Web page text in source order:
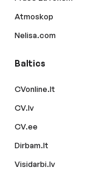
Atmoskop
Nelisa.com
Baltics
CVonline.lt
CV.lv
CV.ee
Dirbam.lt
Visidarbi.lv